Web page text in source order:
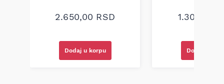
2.650,00 RSD
Dodaj u korpu
1.300,00
Dodaj u